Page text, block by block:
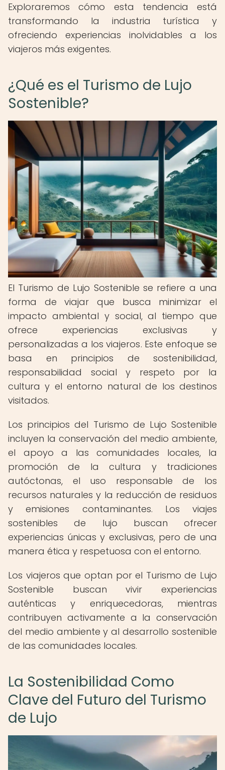
Exploraremos cómo esta tendencia está
transformando la industria turística y
ofreciendo experiencias inolvidables a los
viajeros más exigentes.
¿Qué es el Turismo de Lujo
Sostenible?
El Turismo de Lujo Sostenible se refiere a una
forma de viajar que busca minimizar el
impacto ambiental y social, al tiempo que
ofrece experiencias exclusivas y
personalizadas a los viajeros. Este enfoque se
basa en principios de sostenibilidad,
responsabilidad social y respeto por la
cultura y el entorno natural de los destinos
visitados.
Los principios del Turismo de Lujo Sostenible
incluyen la conservación del medio ambiente,
el apoyo a las comunidades locales, la
promoción de la cultura y tradiciones
autóctonas, el uso responsable de los
recursos naturales y la reducción de residuos
y emisiones contaminantes. Los viajes
sostenibles de lujo buscan ofrecer
experiencias únicas y exclusivas, pero de una
manera ética y respetuosa con el entorno.
Los viajeros que optan por el Turismo de Lujo
Sostenible buscan vivir experiencias
auténticas y enriquecedoras, mientras
contribuyen activamente a la conservación
del medio ambiente y al desarrollo sostenible
de las comunidades locales.
La Sostenibilidad Como
Clave del Futuro del Turismo
de Lujo